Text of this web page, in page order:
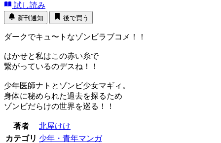
試し読み
新刊通知 後で買う
ダークでキュ〜トなゾンビラブコメ！！
はかせと私はこの赤い糸で
繋がっているのデスね！！
少年医師ナトとゾンビ少女マギィ。
身体に秘められた過去を探るため
ゾンビだらけの世界を巡る！！
著者
北屋けけ
カテゴリ 少年・青年マンガ